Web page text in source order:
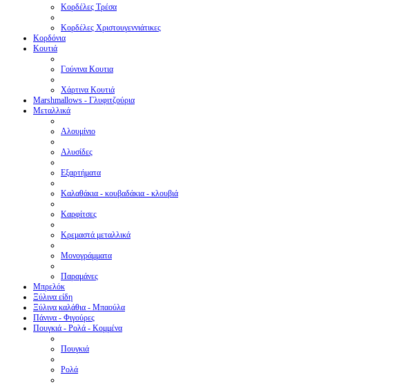
Κορδέλες Τρέσα
Κορδέλες Χριστουγεννιάτικες
Κορδόνια
Κουτιά
Γούνινα Κουτια
Χάρτινα Κουτιά
Μarshmallows - Γλυφιτζούρια
Μεταλλικά
Αλουμίνιο
Αλυσίδες
Εξαρτήματα
Καλαθάκια - κουβαδάκια - κλουβιά
Καρφίτσες
Κρεμαστά μεταλλικά
Μονογράμματα
Παραμάνες
Μπρελόκ
Ξύλινα είδη
Ξύλινα καλάθια - Μπαούλα
Πάνινα - Φιγούρες
Πουγκιά - Ρολά - Κομμένα
Πουγκιά
Ρολά